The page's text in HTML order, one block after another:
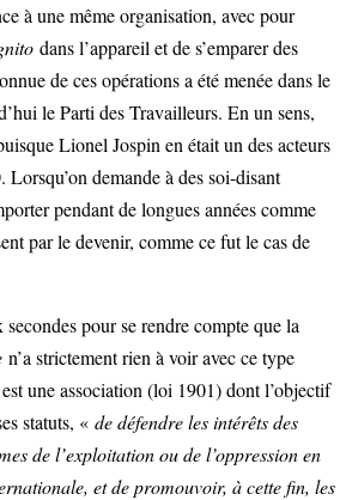
à une même organisation, avec pour
dans l’appareil et de s’emparer des
de ces opérations a été menée dans le
le Parti des Travailleurs. En un sens,
Lionel Jospin en était un des acteurs
Lorsqu’on demande à des soi-disant
pendant de longues années comme
par le devenir, comme ce fut le cas de
pour se rendre compte que la
n’a strictement rien à voir avec ce type
est une association (loi 1901) dont l’objectif
statuts, « de défendre les intérêts des
de l’exploitation ou de l’oppression en
et de promouvoir, à cette fin, les